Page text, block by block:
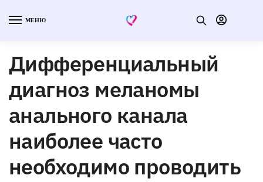
МЕНЮ
Дифференциальный
диагноз меланомы
анального канала
наиболее часто
необходимо проводить